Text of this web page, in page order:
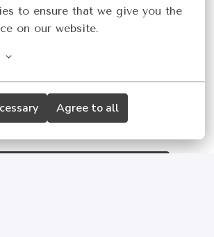
to ensure that we give you the
on our website.
Agree to all